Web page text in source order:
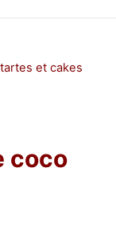
et cakes
coco